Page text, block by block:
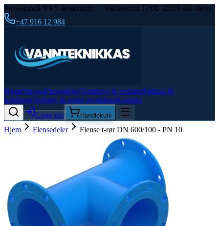
Profesjonell VVS-leverandør · Vakttelefon 17:00–23:00 alle dager
+47 916 12 984
HjemOm ossFlensedelerTestutstyr & redningFittings &
koblingerVerktøy & andre produkterKontakt
Logg inn
Handlekurv
Hjem Flensedeler Flense t-rør DN 600/100 - PN 10